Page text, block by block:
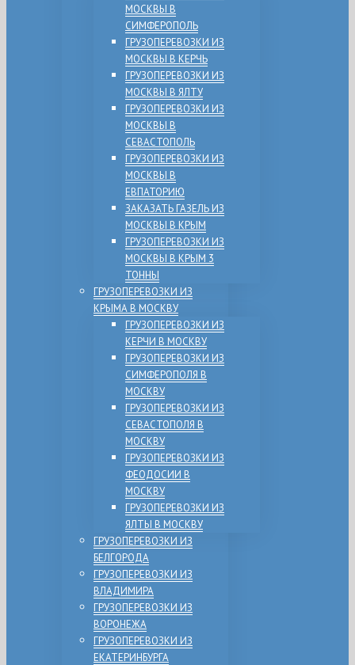
МОСКВЫ В
СИМФЕРОПОЛЬ
ГРУЗОПЕРЕВОЗКИ ИЗ
МОСКВЫ В КЕРЧЬ
ГРУЗОПЕРЕВОЗКИ ИЗ
МОСКВЫ В ЯЛТУ
ГРУЗОПЕРЕВОЗКИ ИЗ
МОСКВЫ В
СЕВАСТОПОЛЬ
ГРУЗОПЕРЕВОЗКИ ИЗ
МОСКВЫ В
ЕВПАТОРИЮ
ЗАКАЗАТЬ ГАЗЕЛЬ ИЗ
МОСКВЫ В КРЫМ
ГРУЗОПЕРЕВОЗКИ ИЗ
МОСКВЫ В КРЫМ 3
ТОННЫ
ГРУЗОПЕРЕВОЗКИ ИЗ
КРЫМА В МОСКВУ
ГРУЗОПЕРЕВОЗКИ ИЗ
КЕРЧИ В МОСКВУ
ГРУЗОПЕРЕВОЗКИ ИЗ
СИМФЕРОПОЛЯ В
МОСКВУ
ГРУЗОПЕРЕВОЗКИ ИЗ
СЕВАСТОПОЛЯ В
МОСКВУ
ГРУЗОПЕРЕВОЗКИ ИЗ
ФЕОДОСИИ В
МОСКВУ
ГРУЗОПЕРЕВОЗКИ ИЗ
ЯЛТЫ В МОСКВУ
ГРУЗОПЕРЕВОЗКИ ИЗ
БЕЛГОРОДА
ГРУЗОПЕРЕВОЗКИ ИЗ
ВЛАДИМИРА
ГРУЗОПЕРЕВОЗКИ ИЗ
ВОРОНЕЖА
ГРУЗОПЕРЕВОЗКИ ИЗ
ЕКАТЕРИНБУРГА